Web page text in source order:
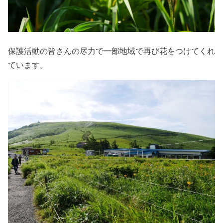
保護活動の皆さんの尽力で一部地域で再び花をつけてくれ
ています。